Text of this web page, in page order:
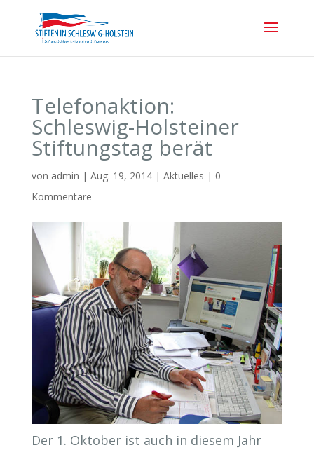
Telefonaktion:
Schleswig-Holsteiner
Stiftungstag berät
von admin | Aug. 19, 2014| Aktuelles | 0
Kommentare
Der 1. Oktober ist auch in diesem Jahr